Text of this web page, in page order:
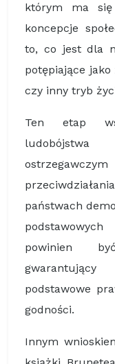
którym ma się
koncepcje
to, co jest dla
potępiające
czy inny tryb
Ten etap
ludobójstwa
państwach
powinien
podstawowe
godności.
Innym